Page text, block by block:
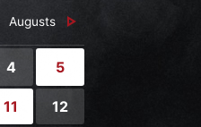
Augusts
4 5
11 12